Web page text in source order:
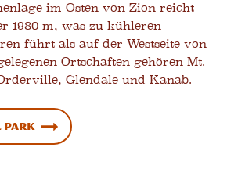
im Osten von Zion reicht
1980 m, was zu kühleren
führt als auf der Westseite von
Ortschaften gehören Mt.
Glendale und Kanab.
Park